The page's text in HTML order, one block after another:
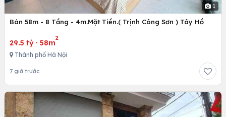
1
Bán 58m - 8 Tầng - 4m.Mặt Tiền.( Trịnh Công Sơn ) Tây Hồ
29.5 tỷ · 58m
2
Thành phố Hà Nội
7 giờ trước